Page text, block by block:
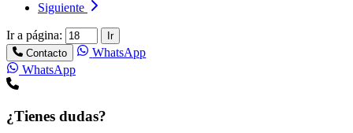
Siguiente
Ir a página:
Ir
Contacto
WhatsApp
WhatsApp
¿Tienes dudas?